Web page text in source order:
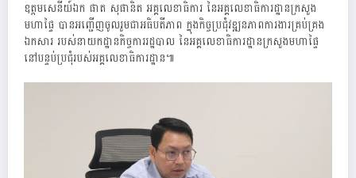
ឧត្តមសេនីយ៍ឯក ផាត សុផានិត អគ្គលេខាធិការ នៃអគ្គលេខាធិការដ្ឋានក្រសួង
មហាផ្ទៃ បានអញ្ជេីញចូលរួមជាអធិបតីភាព ក្នុងកិច្ចប្រជុំវឌ្ឍនភាពការងារគ្រប់គ្រង​
ឯកសារ របស់នាយកដ្ឋានកិច្ចការរដ្ឋបាល នៃអគ្គលេខាធិការដ្ឋានក្រសួងមហាផ្ទៃ
នៅបន្ទប់ប្រជុំរបស់អគ្គលេខាធិការដ្ឋាន៕